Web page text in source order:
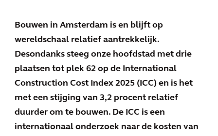
Bouwen in Amsterdam is en blijft op
wereldschaal relatief aantrekkelijk.
Desondanks steeg onze hoofdstad met drie
plaatsen tot plek 62 op de International
Construction Cost Index 2025 (ICC) en is het
met een stijging van 3,2 procent relatief
duurder om te bouwen. De ICC is een
internationaal onderzoek naar de kosten van